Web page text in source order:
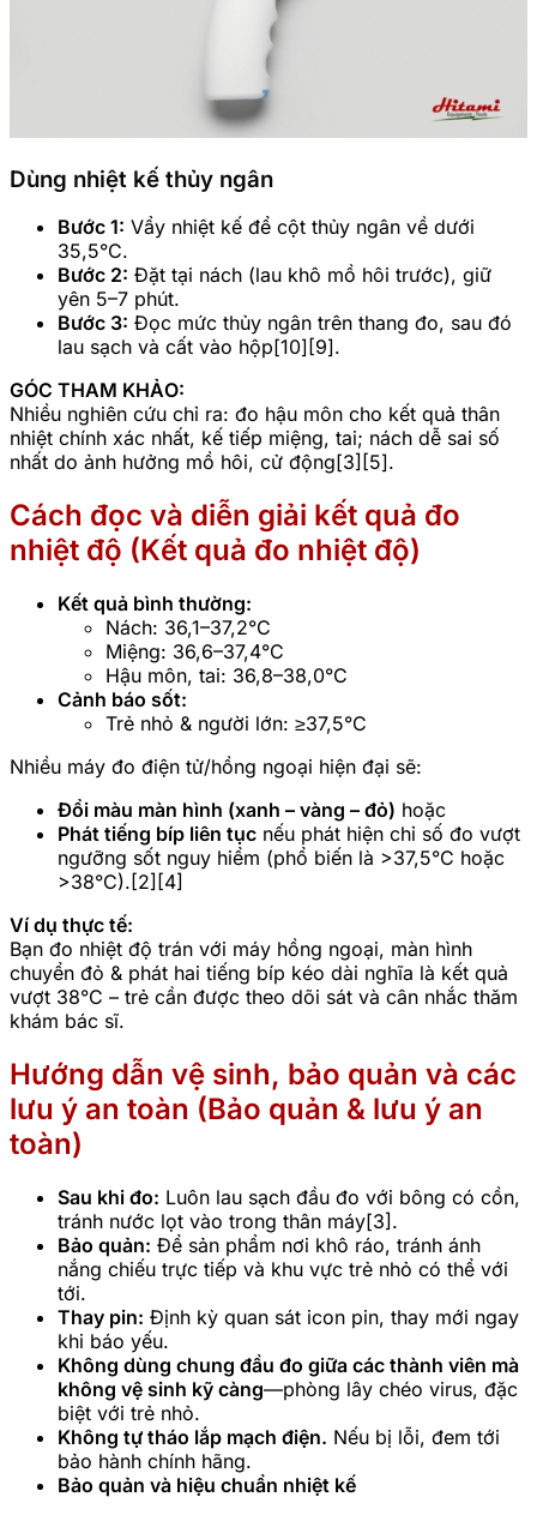
Dùng nhiệt kế thủy ngân
Bước 1: Vẩy nhiệt kế để cột thủy ngân về dưới
35,5°C.
Bước 2: Đặt tại nách (lau khô mồ hôi trước), giữ
yên 5–7 phút.
Bước 3: Đọc mức thủy ngân trên thang đo, sau đó
lau sạch và cất vào hộp[10][9].
GÓC THAM KHẢO:
Nhiều nghiên cứu chỉ ra: đo hậu môn cho kết quả thân
nhiệt chính xác nhất, kế tiếp miệng, tai; nách dễ sai số
nhất do ảnh hưởng mồ hôi, cử động[3][5].
Cách đọc và diễn giải kết quả đo
nhiệt độ (Kết quả đo nhiệt độ)
Kết quả bình thường:
Nách: 36,1–37,2°C
Miệng: 36,6–37,4°C
Hậu môn, tai: 36,8–38,0°C
Cảnh báo sốt:
Trẻ nhỏ & người lớn: ≥37,5°C
Nhiều máy đo điện tử/hồng ngoại hiện đại sẽ:
Đổi màu màn hình (xanh – vàng – đỏ) hoặc
Phát tiếng bíp liên tục nếu phát hiện chỉ số đo vượt
ngưỡng sốt nguy hiểm (phổ biến là >37,5°C hoặc
>38°C).[2][4]
Ví dụ thực tế:
Bạn đo nhiệt độ trán với máy hồng ngoại, màn hình
chuyển đỏ & phát hai tiếng bíp kéo dài nghĩa là kết quả
vượt 38°C – trẻ cần được theo dõi sát và cân nhắc thăm
khám bác sĩ.
Hướng dẫn vệ sinh, bảo quản và các
lưu ý an toàn (Bảo quản & lưu ý an
toàn)
Sau khi đo: Luôn lau sạch đầu đo với bông có cồn,
tránh nước lọt vào trong thân máy[3].
Bảo quản: Để sản phẩm nơi khô ráo, tránh ánh
nắng chiếu trực tiếp và khu vực trẻ nhỏ có thể với
tới.
Thay pin: Định kỳ quan sát icon pin, thay mới ngay
khi báo yếu.
Không dùng chung đầu đo giữa các thành viên mà
không vệ sinh kỹ càng—phòng lây chéo virus, đặc
biệt với trẻ nhỏ.
Không tự tháo lắp mạch điện. Nếu bị lỗi, đem tới
bảo hành chính hãng.
Bảo quản và hiệu chuẩn nhiệt kế